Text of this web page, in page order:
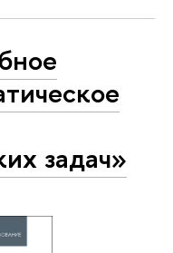
задач»